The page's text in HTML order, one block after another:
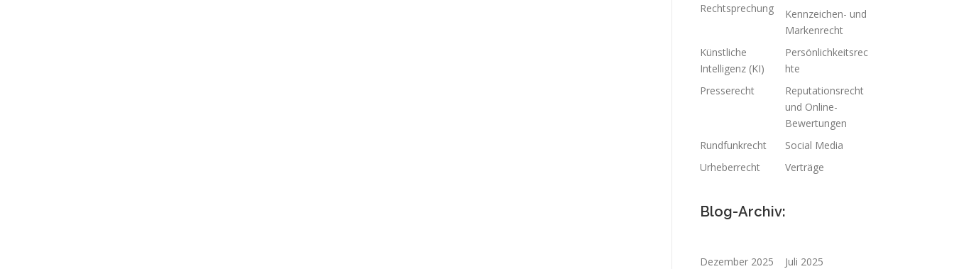
Rechtsprechung
Kennzeichen- und
Markenrecht
Künstliche
Intelligenz (KI)
Persönlichkeitsrec
hte
Presserecht
Reputationsrecht
und Online-
Bewertungen
Rundfunkrecht
Social Media
Urheberrecht
Verträge
Blog-Archiv:
Dezember 2025
Juli 2025